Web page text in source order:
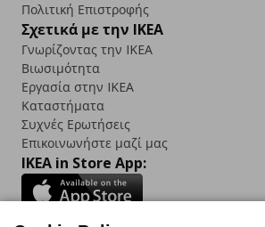
Πολιτική Επιστροφής
Σχετικά με την IKEA
Γνωρίζοντας την IKEA
Βιωσιμότητα
Εργασία στην IKEA
Καταστήματα
Συχνές Ερωτήσεις
Επικοινωνήστε μαζί μας
IKEA in Store App: